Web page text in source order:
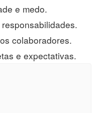
e medo.
colaboradores.
e expectativas.